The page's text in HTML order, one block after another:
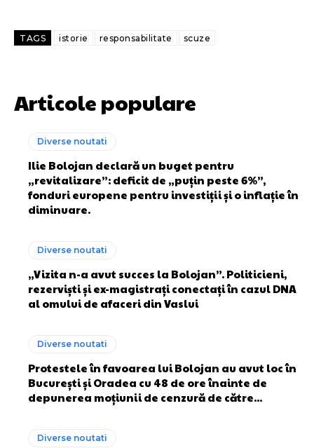
TAGS istorie responsabilitate scuze
Articole populare
Diverse noutati
Ilie Bolojan declară un buget pentru
„revitalizare”: deficit de „puțin peste 6%”,
fonduri europene pentru investiții și o inflație în
diminuare.
Diverse noutati
„Vizita n-a avut succes la Bolojan”. Politicieni,
rezerviști și ex-magistrați conectați în cazul DNA
al omului de afaceri din Vaslui
Diverse noutati
Protestele în favoarea lui Bolojan au avut loc în
București și Oradea cu 48 de ore înainte de
depunerea moțiunii de cenzură de către...
Diverse noutati